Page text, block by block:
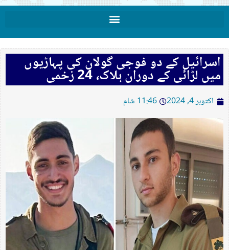
اسرائیل کے دو فوجی گولان کی پہاڑیوں
میں لڑائی کے دوران ہلاک، 24 زخمی
اکتوبر 4, 2024 11:46 شام